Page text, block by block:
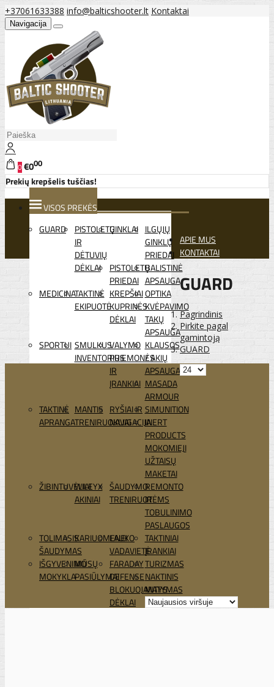
+37061633388 info@balticshooter.lt Kontaktai
Navigacija
0€000
Prekių krepšelis tuščias!
VISOS PREKĖS
GUARD
PISTOLETŲ
IR
DĖTUVIŲ
DĖKLAI
GINKLAI ILGŲJŲ
GINKLŲ
PRIEDAI
PISTOLETŲ
PRIEDAI
BALISTINĖ
APSAUGA
MEDICINATAKTINĖ
EKIPUOTĖ
KREPŠIAI
KUPRINĖS
DĖKLAI
OPTIKA
KVĖPAVIMO
TAKŲ
APSAUGA
SPORTUI SMULKUS
INVENTORIUS
VALYMO
PRIEMONĖS
IR
ĮRANKIAI
KLAUSOS
/ AKIŲ
APSAUGA
MASADA
ARMOUR
TAKTINĖ
APRANGA
MANTIS
TRENIRUOKLIAI
RYŠIAI IR
NAVIGACIJA
SIMUNITION
INERT
PRODUCTS
MOKOMIEJI
UŽTAISŲ
MAKETAI
ŽIBINTUVĖLIAI
WILEYX
AKINIAI
ŠAUDYMO
TRENIRUOTĖMS
REMONTO
IR
TOBULINIMO
PASLAUGOS
TOLIMASIS
ŠAUDYMAS
KARIUOMENEI
LAUKO
VADAVIETĖ
TAKTINIAI
ĮRANKIAI
IŠGYVENIMO
MOKYKLA
MŪSŲ
PASIŪLYMAI
FARADAY
DEFENSE
BLOKUOJANTYS
DĖKLAI
TURIZMAS
NAKTINIS
MATYMAS
APIE MUS
KONTAKTAI
GUARD
Pagrindinis
Pirkite pagal
gamintoją
GUARD